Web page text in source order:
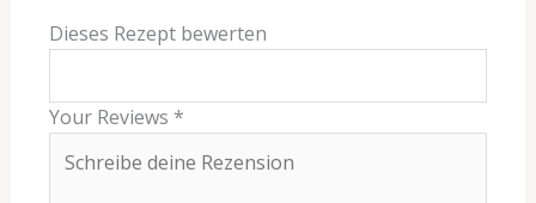
Dieses Rezept bewerten
Your Reviews *